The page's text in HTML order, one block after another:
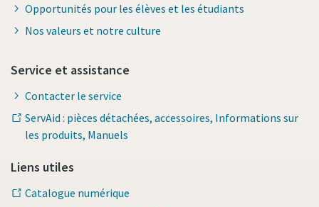
Opportunités pour les élèves et les étudiants
Nos valeurs et notre culture
Service et assistance
Contacter le service
ServAid : pièces détachées, accessoires, Informations sur
les produits, Manuels
Liens utiles
Catalogue numérique